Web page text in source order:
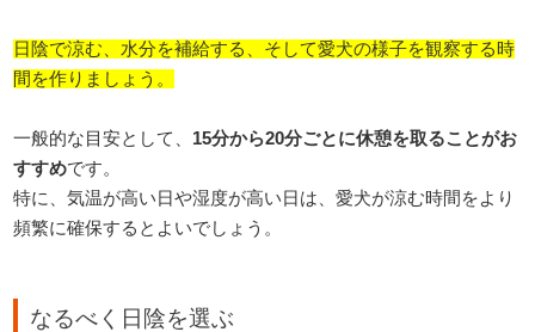
日陰で涼む、水分を補給する、そして愛犬の様子を観察する時
間を作りましょう。
一般的な目安として、 15分から20分ごとに休憩を取ることがお
すすめです。
特に、気温が高い日や湿度が高い日は、愛犬が涼む時間をより
頻繁に確保するとよいでしょう。
なるべく日陰を選ぶ